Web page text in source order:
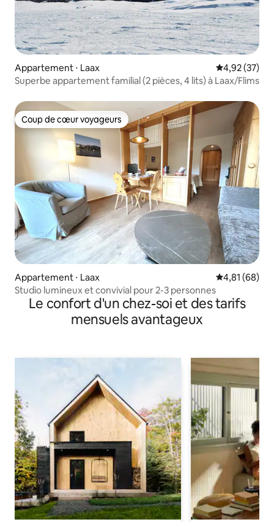
Appartement ⋅ Laax Évaluation
4,92 (37)
Superbe appartement familial (2 pièces, 4 lits) à Laax/Flims
Coup de cœur voyageurs
Coup de cœur voyageurs
Appartement ⋅ Laax Évaluation
4,81 (68)
Studio lumineux et convivial pour 2-3 personnes
Le confort d'un chez-soi et des tarifs
mensuels avantageux